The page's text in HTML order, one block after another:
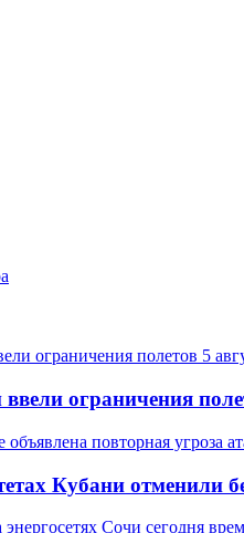
ограничения
Кубани отменили